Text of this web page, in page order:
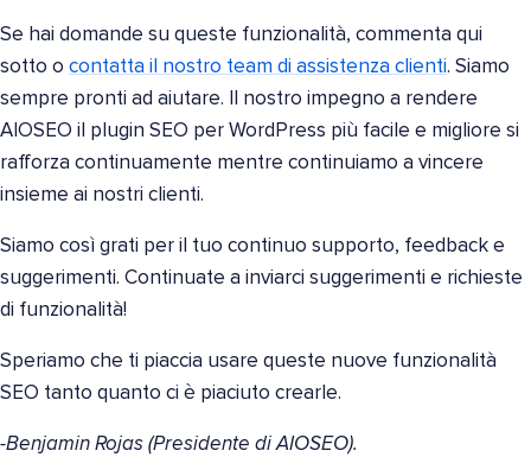
Se hai domande su queste funzionalità, commenta qui
sotto o contatta il nostro team di assistenza clienti. Siamo
sempre pronti ad aiutare. Il nostro impegno a rendere
AIOSEO il plugin SEO per WordPress più facile e migliore si
rafforza continuamente mentre continuiamo a vincere
insieme ai nostri clienti.
Siamo così grati per il tuo continuo supporto, feedback e
suggerimenti. Continuate a inviarci suggerimenti e richieste
di funzionalità!
Speriamo che ti piaccia usare queste nuove funzionalità
SEO tanto quanto ci è piaciuto crearle.
-Benjamin Rojas (Presidente di AIOSEO).